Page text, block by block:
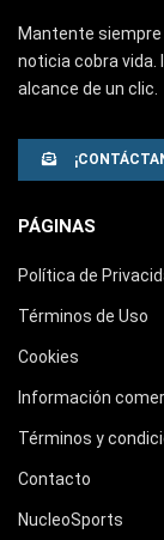
Mantente siempre
noticia cobra vida.
alcance de un clic.
PÁGINAS
Política de
Términos de Uso
Cookies
Información
Términos y
Contacto
NucleoSports